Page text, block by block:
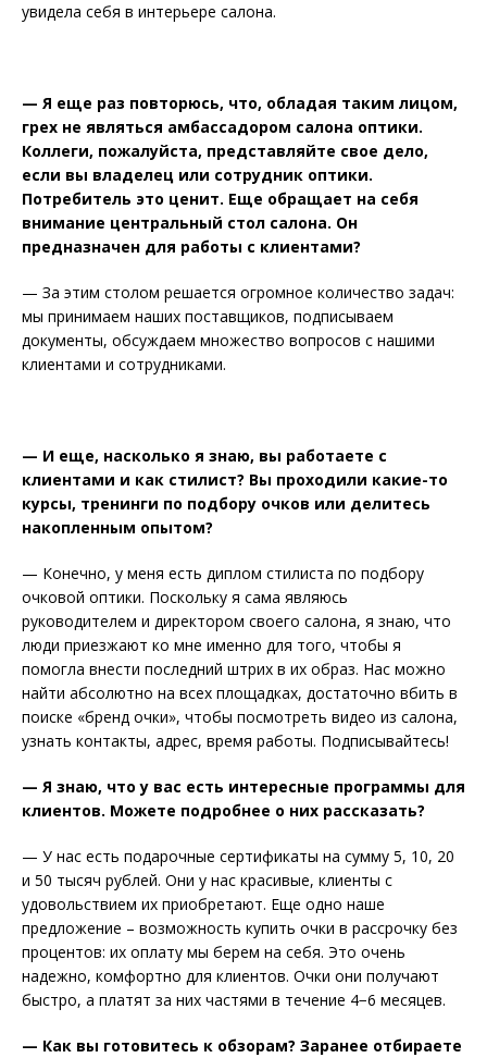
увидела себя в интерьере салона.
— Я еще раз повторюсь, что, обладая таким лицом,
грех не являться амбассадором салона оптики.
Коллеги, пожалуйста, представляйте свое дело,
если вы владелец или сотрудник оптики.
Потребитель это ценит. Еще обращает на себя
внимание центральный стол салона. Он
предназначен для работы с клиентами?
— За этим столом решается огромное количество задач:
мы принимаем наших поставщиков, подписываем
документы, обсуждаем множество вопросов с нашими
клиентами и сотрудниками.
— И еще, насколько я знаю, вы работаете с
клиентами и как стилист? Вы проходили какие-то
курсы, тренинги по подбору очков или делитесь
накопленным опытом?
— Конечно, у меня есть диплом стилиста по подбору
очковой оптики. Поскольку я сама являюсь
руководителем и директором своего салона, я знаю, что
люди приезжают ко мне именно для того, чтобы я
помогла внести последний штрих в их образ. Нас можно
найти абсолютно на всех площадках, достаточно вбить в
поиске «бренд очки», чтобы посмотреть видео из салона,
узнать контакты, адрес, время работы. Подписывайтесь!
— Я знаю, что у вас есть интересные программы для
клиентов. Можете подробнее о них рассказать?
— У нас есть подарочные сертификаты на сумму 5, 10, 20
и 50 тысяч рублей. Они у нас красивые, клиенты с
удовольствием их приобретают. Еще одно наше
предложение – возможность купить очки в рассрочку без
процентов: их оплату мы берем на себя. Это очень
надежно, комфортно для клиентов. Очки они получают
быстро, а платят за них частями в течение 4−6 месяцев.
— Как вы готовитесь к обзорам? Заранее отбираете